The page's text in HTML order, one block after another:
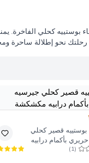
كحلي الفاخرة.
رحلتك نحو إطلالة ساحرة
بوستييه قصير كحلي
بأكمام درابيه
(
1
)